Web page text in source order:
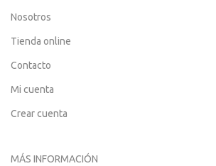
Nosotros
Tienda online
Contacto
Mi cuenta
Crear cuenta
MÁS INFORMACIÓN